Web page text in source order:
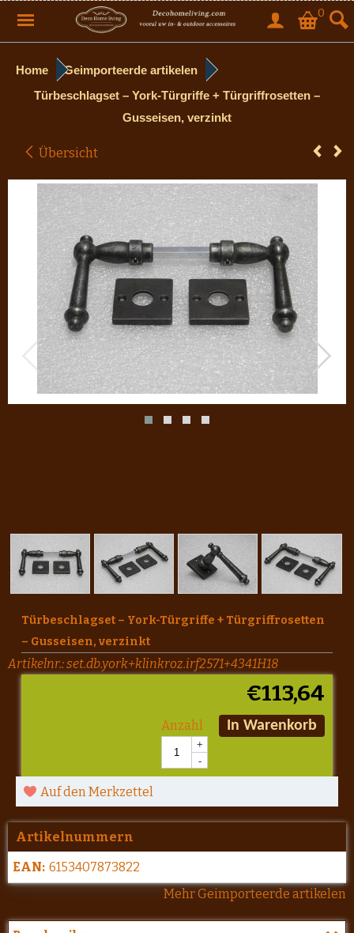
0
Home
Geimporteerde artikelen
Türbeschlagset – York-Türgriffe + Türgriffrosetten –
Gusseisen, verzinkt
Übersicht
Türbeschlagset – York-Türgriffe + Türgriffrosetten
– Gusseisen, verzinkt
Artikelnr.:set.db.york+klinkroz.irf2571+4341H18
€113,64
Anzahl
+
-
In Warenkorb
Auf den Merkzettel
Artikelnummern
EAN: 6153407873822
Mehr Geimporteerde artikelen